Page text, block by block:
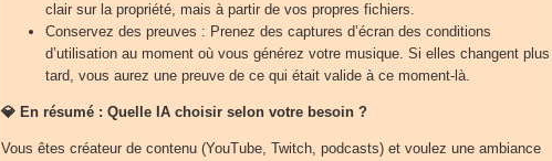
clair sur la propriété, mais à partir de vos propres fichiers.
Conservez des preuves : Prenez des captures d’écran des conditions
d’utilisation au moment où vous générez votre musique. Si elles changent plus
tard, vous aurez une preuve de ce qui était valide à ce moment-là.
💎 En résumé : Quelle IA choisir selon votre besoin ?
Vous êtes créateur de contenu (YouTube, Twitch, podcasts) et voulez une ambiance